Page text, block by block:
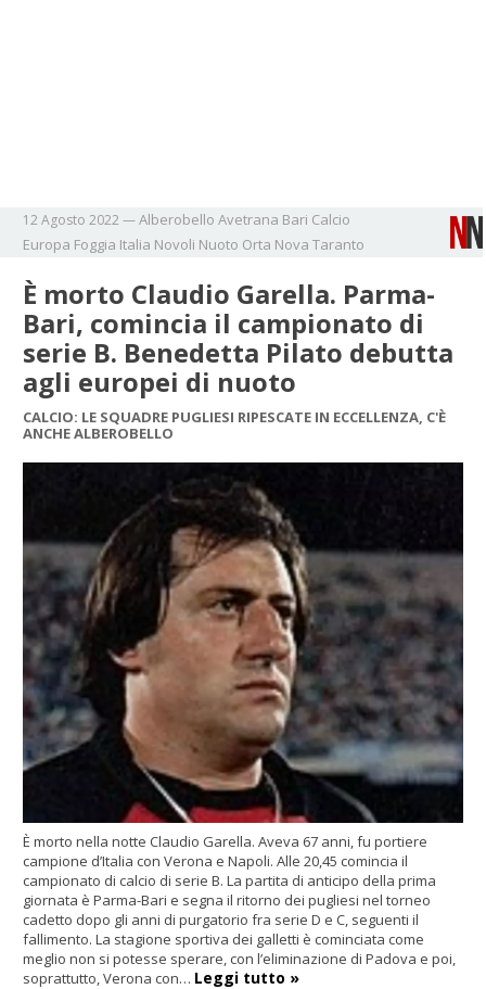
12 Agosto 2022 —Alberobello Avetrana Bari Calcio
Europa Foggia Italia Novoli Nuoto Orta Nova Taranto
È morto Claudio Garella. Parma-
Bari, comincia il campionato di
serie B. Benedetta Pilato debutta
agli europei di nuoto
CALCIO: LE SQUADRE PUGLIESI RIPESCATE IN ECCELLENZA, C'È
ANCHE ALBEROBELLO
È morto nella notte Claudio Garella. Aveva 67 anni, fu portiere
campione d’Italia con Verona e Napoli. Alle 20,45 comincia il
campionato di calcio di serie B. La partita di anticipo della prima
giornata è Parma-Bari e segna il ritorno dei pugliesi nel torneo
cadetto dopo gli anni di purgatorio fra serie D e C, seguenti il
fallimento. La stagione sportiva dei galletti è cominciata come
meglio non si potesse sperare, con l’eliminazione di Padova e poi,
soprattutto, Verona con… Leggi tutto »